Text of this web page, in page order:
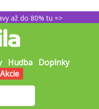
až do 80% tu =>
Hudba Doplnky
Akcie